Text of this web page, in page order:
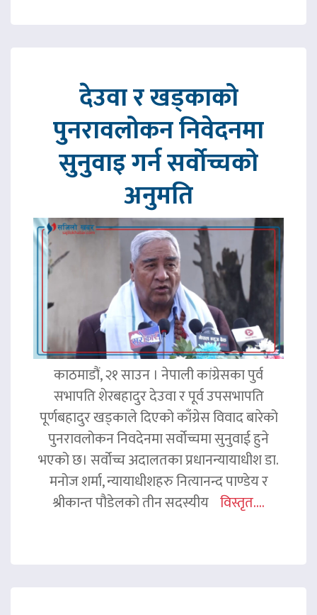
देउवा र खड्काको
पुनरावलोकन निवेदनमा
सुनुवाइ गर्न सर्वोच्चको
अनुमति
काठमाडौं, २१ साउन । नेपाली कांग्रेसका पुर्व
सभापति शेरबहादुर देउवा र पूर्व उपसभापति
पूर्णबहादुर खड्काले दिएको काँग्रेस विवाद बारेको
पुनरावलोकन निवदेनमा सर्वोच्चमा सुनुवाई हुने
भएको छ। सर्वोच्च अदालतका प्रधानन्यायाधीश डा.
मनोज शर्मा, न्यायाधीशहरु नित्यानन्द पाण्डेय र
श्रीकान्त पौडेलको तीन सदस्यीय विस्तृत....